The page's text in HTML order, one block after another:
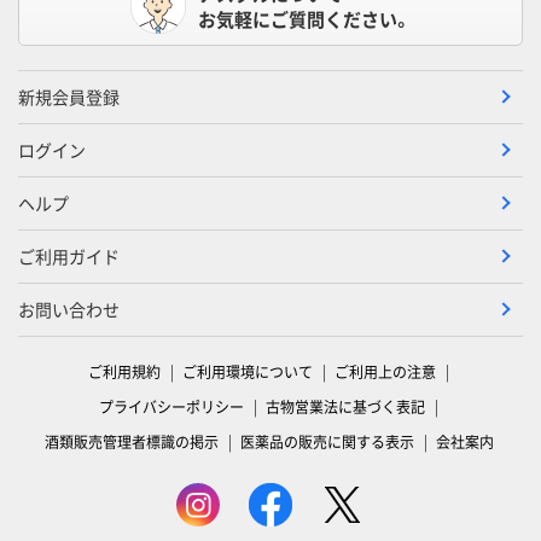
お気軽にご質問ください。
新規会員登録
ログイン
ヘルプ
ご利用ガイド
お問い合わせ
ご利用規約 ご利用環境について
ご利用上の注意
プライバシーポリシー
古物営業法に基づく表記
酒類販売管理者標識の掲示
医薬品の販売に関する表示 会社案内